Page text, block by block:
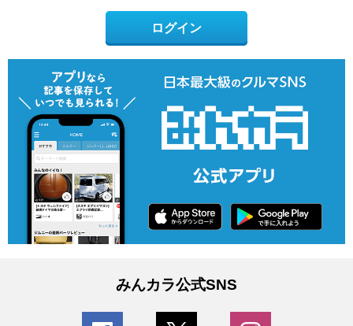
ログイン
みんカラ公式SNS